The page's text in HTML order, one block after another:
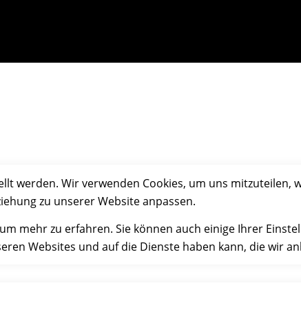
werden. Wir verwenden Cookies, um uns mitzuteilen,
zu unserer Website anpassen.
mehr zu erfahren. Sie können auch einige Ihrer
Websites und auf die Dienste haben kann, die wir